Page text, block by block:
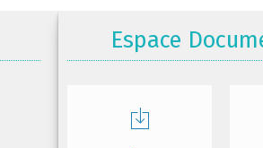
Espace